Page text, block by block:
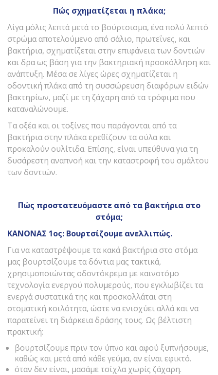
Πώς σχηματίζεται η πλάκα;
Λίγα μόλις λεπτά μετά το βούρτσισμα, ένα πολύ λεπτό
στρώμα αποτελούμενο από σάλιο, πρωτεΐνες, και
βακτήρια, σχηματίζεται στην επιφάνεια των δοντιών
και δρα ως βάση για την βακτηριακή προσκόλληση και
ανάπτυξη. Μέσα σε λίγες ώρες σχηματίζεται η
οδοντική πλάκα από τη συσσώρευση διαφόρων ειδών
βακτηρίων, μαζί με τη ζάχαρη από τα τρόφιμα που
καταναλώνουμε.
Τα οξέα και οι τοξίνες που παράγονται από τα
βακτήρια στην πλάκα ερεθίζουν τα ούλα και
προκαλούν ουλίτιδα. Επίσης, είναι υπεύθυνα για τη
δυσάρεστη αναπνοή και την καταστροφή του σμάλτου
των δοντιών.
Πώς προστατευόμαστε από τα βακτήρια στο
στόμα;
ΚΑΝΟΝΑΣ 1ος: Βουρτσίζουμε ανελλιπώς.
Για να καταστρέψουμε τα κακά βακτήρια στο στόμα
μας βουρτσίζουμε τα δόντια μας τακτικά,
χρησιμοποιώντας οδοντόκρεμα με καινοτόμο
τεχνολογία ενεργού πολυμερούς, που εγκλωβίζει τα
ενεργά συστατικά της και προσκολλάται στη
στοματική κοιλότητα, ώστε να ενισχύει αλλά και να
παρατείνει τη διάρκεια δράσης τους. Ως βέλτιστη
πρακτική:
βουρτσίζουμε πριν τον ύπνο και αφού ξυπνήσουμε,
καθώς και μετά από κάθε γεύμα, αν είναι εφικτό.
όταν δεν είναι, μασάμε τσίχλα χωρίς ζάχαρη.